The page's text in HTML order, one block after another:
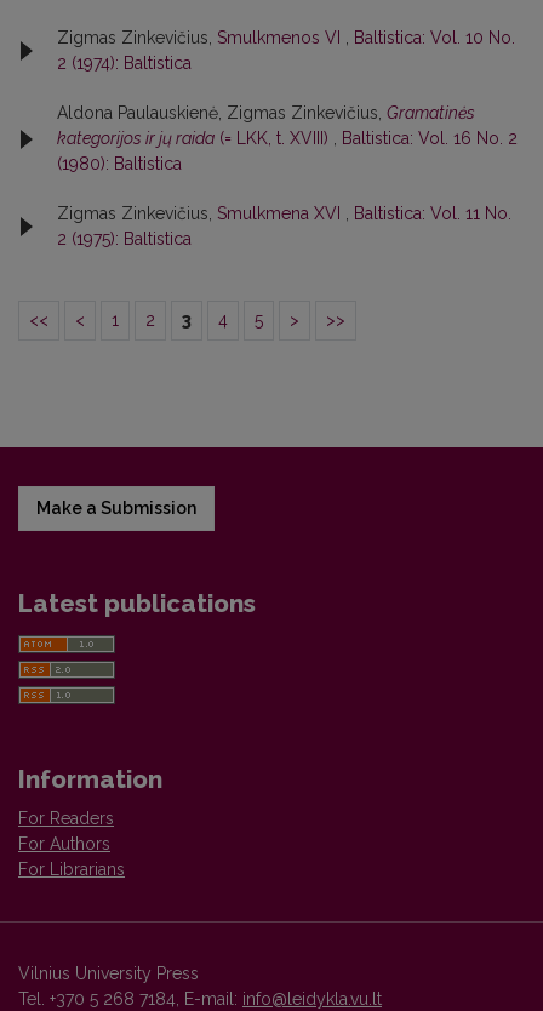
Zigmas Zinkevičius, Smulkmenos VI , Baltistica: Vol. 10 No.
2 (1974): Baltistica
Aldona Paulauskienė, Zigmas Zinkevičius, Gramatinės
kategorijos ir jų raida (= LKK, t. XVIII) , Baltistica: Vol. 16 No. 2
(1980): Baltistica
Zigmas Zinkevičius, Smulkmena XVI , Baltistica: Vol. 11 No.
2 (1975): Baltistica
<< < 1 2 3 4 5 > >>
Make a Submission
Latest publications
Information
For Readers
For Authors
For Librarians
Vilnius University Press
Tel. +370 5 268 7184, E-mail: info@leidykla.vu.lt